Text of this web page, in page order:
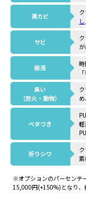
黒カビ
し
サビ
樹液
臭い
（焚火・動物）
ベタつき
折りシワ
※オプションのパーセンテ
15,000円(+150%)となり、